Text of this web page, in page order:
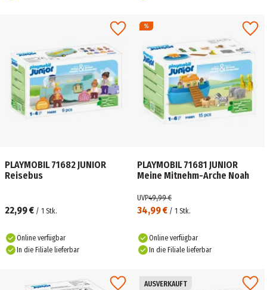
PLAYMOBIL 71682 JUNIOR
Reisebus
22,99 € / 1 Stk.
Online verfügbar
In die Filiale lieferbar
PLAYMOBIL 71681 JUNIOR
Meine Mitnehm-Arche Noah
34,99 € / 1 Stk.
UVP49,99 €
Online verfügbar
In die Filiale lieferbar
AUSVERKAUFT